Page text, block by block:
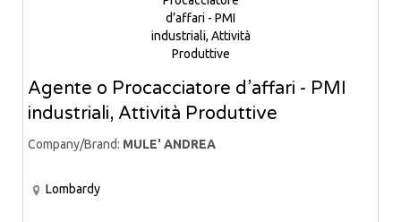
Agente o Procacciatore d’affari - PMI
industriali, Attività Produttive
Company/Brand: MULE' ANDREA
Lombardy